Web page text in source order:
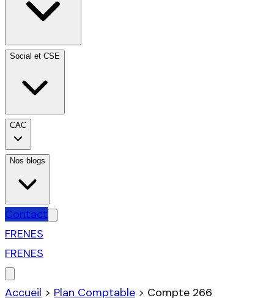
Social et CSE
CAC
Nos blogs
Contact
FRENES
FRENES
Accueil > Plan Comptable > Compte 266